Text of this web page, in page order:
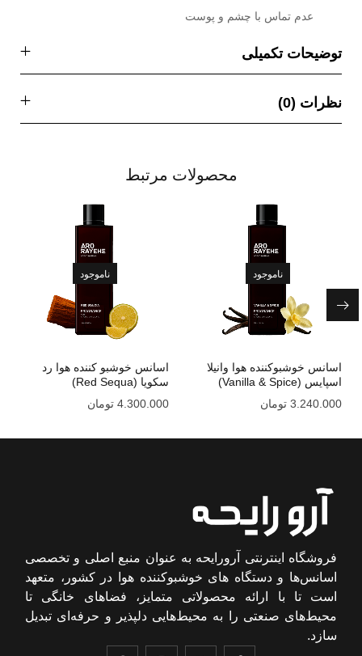
عدم تماس با چشم و پوست
توضیحات تکمیلی
نظرات (0)
محصولات مرتبط
ناموجود
اسانس خوشبوکننده هوا وانیلا
اسپایس (Vanilla & Spice)
3.240.000 تومان
ناموجود
اسانس خوشبو کننده هوا رد
سکویا (Red Sequa)
4.300.000 تومان
فروشگاه اینترنتی آرورایحه به عنوان منبع اصلی و تخصصی
اسانس‌ها و دستگاه های خوشبوکننده هوا در کشور، متعهد
است تا با ارائه محصولاتی متمایز، فضاهای خانگی تا
محیط‌های صنعتی را به محیط‌هایی دلپذیر و حرفه‌ای تبدیل
سازد.